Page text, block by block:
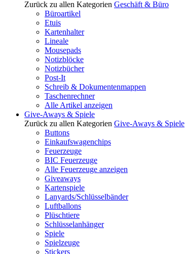
Zurück zu allen Kategorien Geschäft & Büro
Büroartikel
Etuis
Kartenhalter
Lineale
Mousepads
Notizblöcke
Notizbücher
Post-It
Schreib & Dokumentenmappen
Taschenrechner
Alle Artikel anzeigen
Give-Aways & Spiele
Zurück zu allen Kategorien Give-Aways & Spiele
Buttons
Einkaufswagenchips
Feuerzeuge
BIC Feuerzeuge
Alle Feuerzeuge anzeigen
Giveaways
Kartenspiele
Lanyards/Schlüsselbänder
Luftballons
Plüschtiere
Schlüsselanhänger
Spiele
Spielzeuge
Stickers